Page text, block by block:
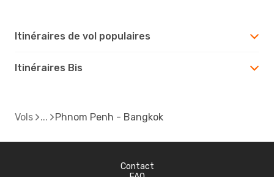
Itinéraires de vol populaires
Itinéraires Bis
Vols Phnom Penh - Bangkok
Contact